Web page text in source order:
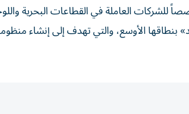
للشركات العاملة في القطاعات البحرية
بنطاقها الأوسع، والتي تهدف إلى إنشاء